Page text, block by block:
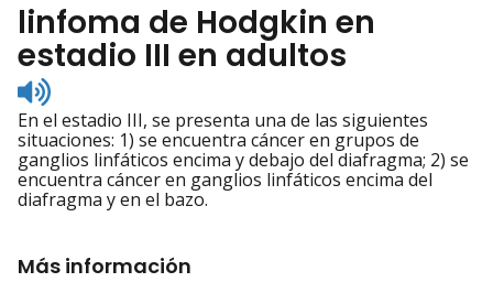
linfoma de Hodgkin en
estadio III en adultos
Listen
to
pronunciation
En el estadio III, se presenta una de las siguientes
situaciones: 1) se encuentra cáncer en grupos de
ganglios linfáticos encima y debajo del diafragma; 2) se
encuentra cáncer en ganglios linfáticos encima del
diafragma y en el bazo.
Más información